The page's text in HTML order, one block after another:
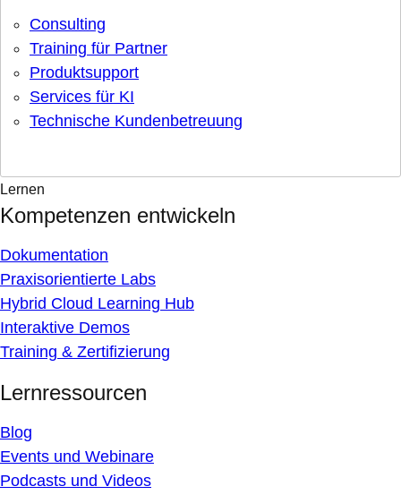
Consulting
Training für Partner
Produktsupport
Services für KI
Technische Kundenbetreuung
Lernen
Kompetenzen entwickeln
Dokumentation
Praxisorientierte Labs
Hybrid Cloud Learning Hub
Interaktive Demos
Training & Zertifizierung
Lernressourcen
Blog
Events und Webinare
Podcasts und Videos